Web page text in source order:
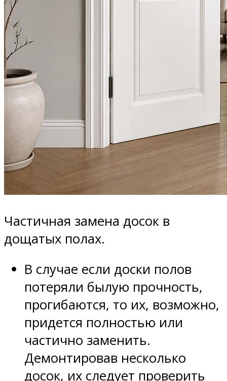
Частичная замена досок в
дощатых полах.
В случае если доски полов
потеряли былую прочность,
прогибаются, то их, возможно,
придется полностью или
частично заменить.
Демонтировав несколько
досок, их следует проверить